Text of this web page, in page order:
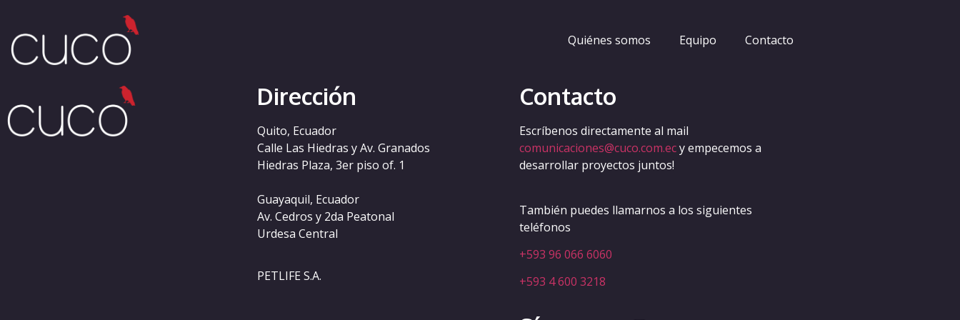
Quiénes somos Equipo Contacto
Etiqueta:
Dirección
Quito, Ecuador
Calle Las Hiedras y Av. Granados
Hiedras Plaza, 3er piso of. 1
Guayaquil, Ecuador
Av. Cedros y 2da Peatonal
Urdesa Central
PETLIFE S.A.
Contacto
Escríbenos directamente al mail
comunicaciones@cuco.com.ecy empecemos a
desarrollar proyectos juntos!
También puedes llamarnos a los siguientes
teléfonos
+593 96 066 6060
+593 4 600 3218